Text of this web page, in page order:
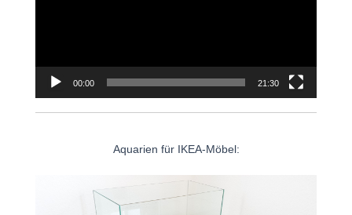
00:00 21:30
Aquarien für IKEA-Möbel: